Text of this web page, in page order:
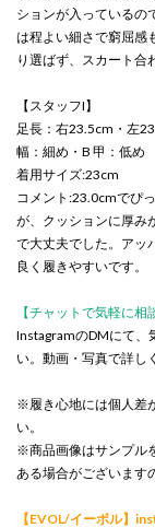
ションが入っているの
は程よい細さで窮屈感
り選ばず、スカート合
【スタッフI】
足長：右23.5cm・左
幅：細め・B 甲：低め
着用サイズ:23cm
コメント:23.0cmでぴ
が、クッションに厚み
で大丈夫でした。アッ
良く履きやすいです。
【チャットで気軽に相
InstagramのDMにて、
い。動画・写真で詳し
※履き心地には個人差
い。
※商品画像はサンプル
ある場合がございます
【EVOL/イーボル】